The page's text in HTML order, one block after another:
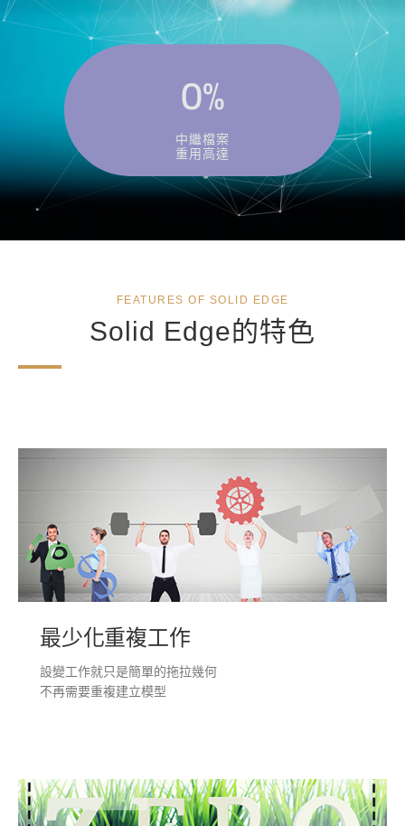
中繼檔案
重用高達
0%
FEATURES OF SOLID EDGE
Solid Edge的特色
最少化重複工作
設變工作就只是簡單的拖拉幾何
不再需要重複建立模型